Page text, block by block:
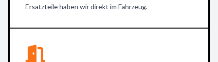
Ersatzteile haben wir direkt im Fahrzeug.